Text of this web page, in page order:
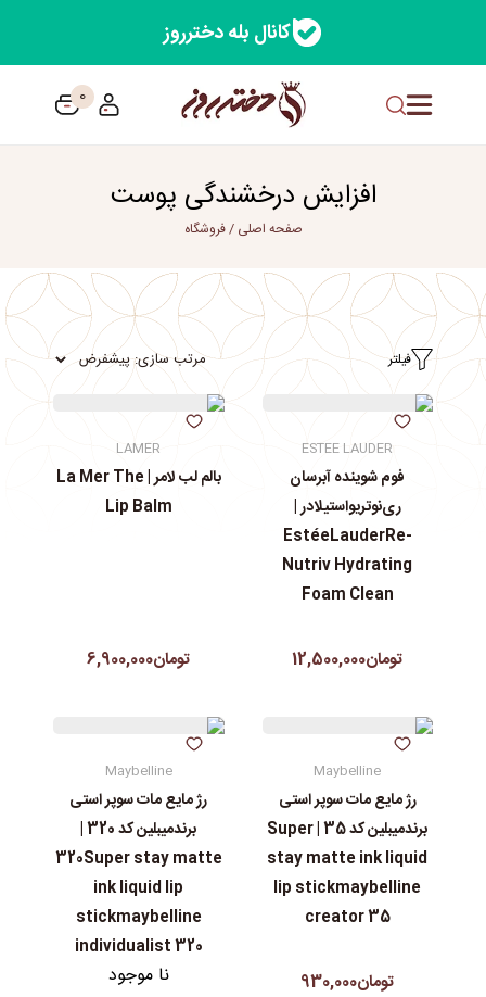
کانال بله دخترروز
0
افزایش درخشندگی پوست
صفحه اصلی /فروشگاه
فیلتر
ESTEE LAUDER
فوم شوینده آبرسان
ری‌نوتریواستیلادر |
EstéeLauderRe-
Nutriv Hydrating
Foam Clean
تومان12,500,000
LAMER
بالم لب لامر | La Mer The
Lip Balm
تومان6,900,000
Maybelline
رژ مایع مات سوپر استی‌
برندمیبلین کد 35 | Super
stay matte ink liquid
lip stickmaybelline
creator 35
تومان930,000
Maybelline
رژ مایع مات سوپر استی‌
برندمیبلین کد 320 |
320Super stay matte
ink liquid lip
stickmaybelline
individualist 320
نا موجود